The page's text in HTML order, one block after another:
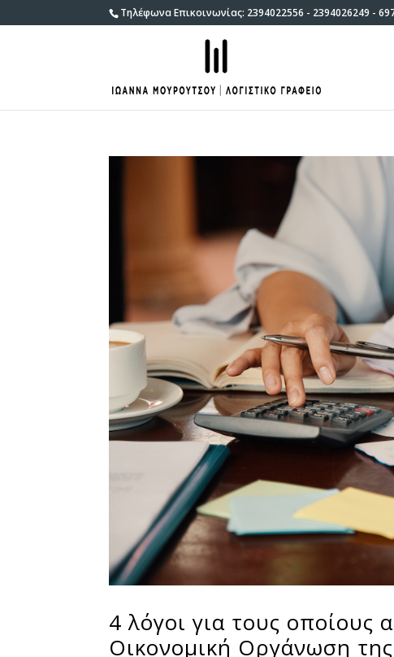
Τηλέφωνα Επικοινωνίας: 2394022556 - 2394026249 -
4 λόγοι για τους οποίους
Οικονομική Οργάνωση